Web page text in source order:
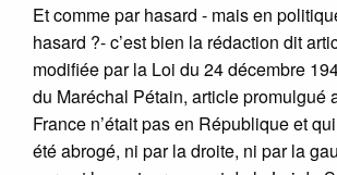
Et comme par hasard - mais en
hasard ?- c’est bien la rédaction dit
modifiée par la Loi du 24 décembre
du Maréchal Pétain, article promulgué
France n’était pas en République et
été abrogé, ni par la droite, ni par la